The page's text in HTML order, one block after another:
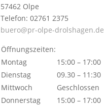
57462 Olpe
Telefon: 02761 2375
buero@pr-olpe-drolshagen.de
Öffnungszeiten:
Montag
15:00 – 17:00
Dienstag
09.30 – 11:30
Mittwoch
Geschlossen
Donnerstag
15:00 – 17:00